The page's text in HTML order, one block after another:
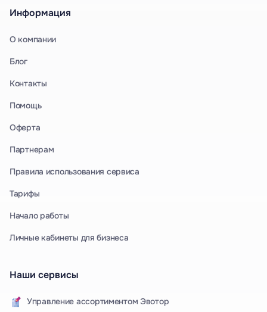
Информация
О компании
Блог
Контакты
Помощь
Оферта
Партнерам
Правила использования сервиса
Тарифы
Начало работы
Личные кабинеты для бизнеса
Наши сервисы
Управление ассортиментом Эвотор